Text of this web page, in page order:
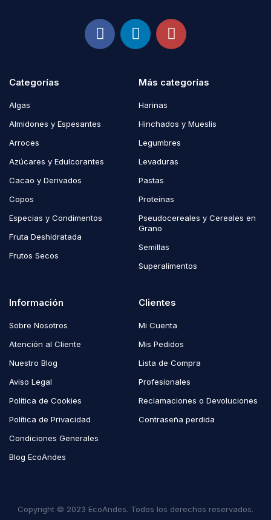
Categorías
Algas
Almidones y Espesantes
Arroces
Azúcares y Edulcorantes
Cacao y Derivados
Copos
Especias y Condimentos
Fruta Deshidratada
Frutos Secos
Más categorías
Harinas
Hinchados y Mueslis
Legumbres
Levaduras
Pastas
Proteínas
Pseudocereales y Cereales en
Grano
Semillas
Superalimentos
Información
Sobre Nosotros
Atención al Cliente
Nuestro Blog
Aviso Legal
Política de Cookies
Política de Privacidad
Condiciones Generales
Blog EcoAndes
Clientes
Mi Cuenta
Mis Pedidos
Lista de Compra
Profesionales
Reclamaciones o Devoluciones
Contraseña perdida
Copyright © 2023 EcoAndes. Todos los derechos reservados.